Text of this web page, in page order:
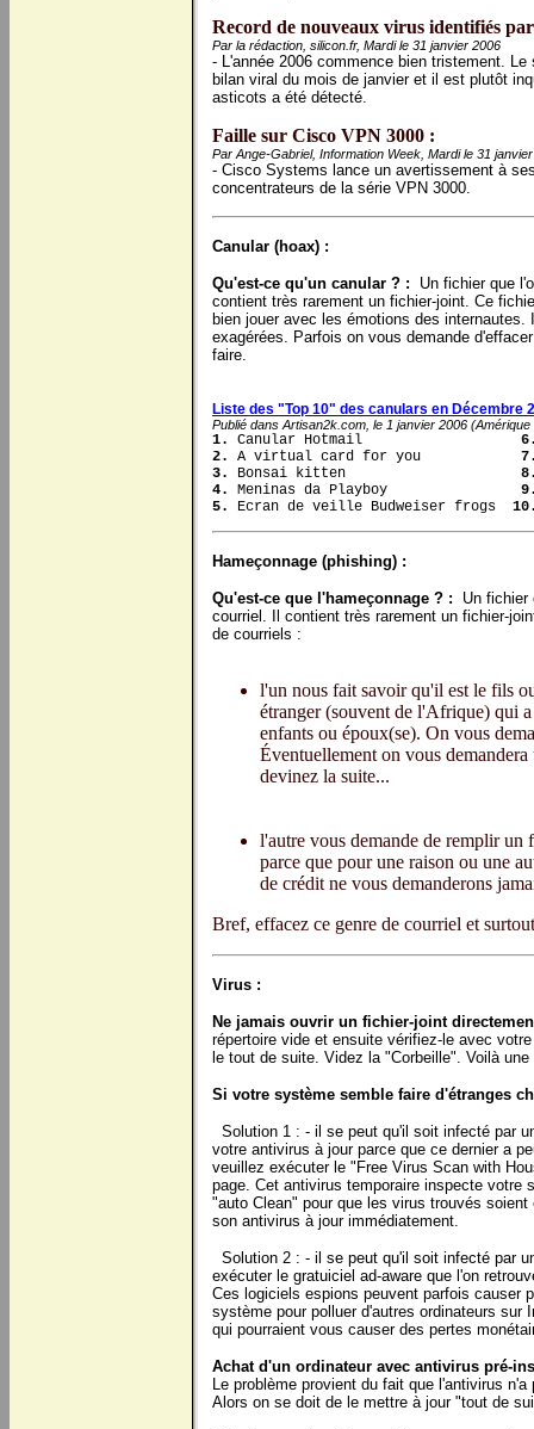
Record de nouveaux virus identifiés
Par la rédaction, silicon.fr, Mardi le 31 janvier 2006
- L'année 2006 commence bien tristement.
bilan viral du mois de janvier et il est plutôt
asticots a été détecté.
Faille sur Cisco VPN 3000 :
Par Ange-Gabriel, Information Week, Mardi le 31
- Cisco Systems lance un avertissement à
concentrateurs de la série VPN 3000.
Canular (hoax) :
Qu'est-ce qu'un canular ? : Un fichier que
contient très rarement un fichier-joint. Ce
bien jouer avec les émotions des
exagérées. Parfois on vous demande
faire.
Liste des "Top 10" des canulars en Décembre
Publié dans Artisan2k.com, le 1 janvier 2006
1. Canular Hotmail
2.
A virtual card for you
3.
Bonsai kitten
4.
Meninas da Playboy
5.
Ecran de veille Budweiser frogs
Hameçonnage (phishing) :
Qu'est-ce que l'hameçonnage ? : Un fichier
courriel. Il contient très rarement un fichier-
de courriels :
l'un nous fait savoir qu'il est le fils
étranger (souvent de l'Afrique) qui a
enfants ou époux(se). On vous
Éventuellement on vous
devinez la suite...
l'autre vous demande de remplir un
parce que pour une raison ou une
de crédit ne vous demanderons
Bref, effacez ce genre de courriel et
Virus :
Ne jamais ouvrir un fichier-joint
répertoire vide et ensuite vérifiez-le avec
le tout de suite. Videz la "Corbeille". Voilà
Si votre système semble faire d'étranges
Solution 1 : - il se peut qu'il soit infecté par
votre antivirus à jour parce que ce dernier a
veuillez exécuter le "Free Virus Scan with
page. Cet antivirus temporaire inspecte votre
"auto Clean" pour que les virus trouvés
son antivirus à jour immédiatement.
Solution 2 : - il se peut qu'il soit infecté par
exécuter le gratuiciel ad-aware que l'on
Ces logiciels espions peuvent parfois causer
système pour polluer d'autres ordinateurs sur
qui pourraient vous causer des pertes
Achat d'un ordinateur avec antivirus pré-
Le problème provient du fait que l'antivirus
Alors on se doit de le mettre à jour "tout de